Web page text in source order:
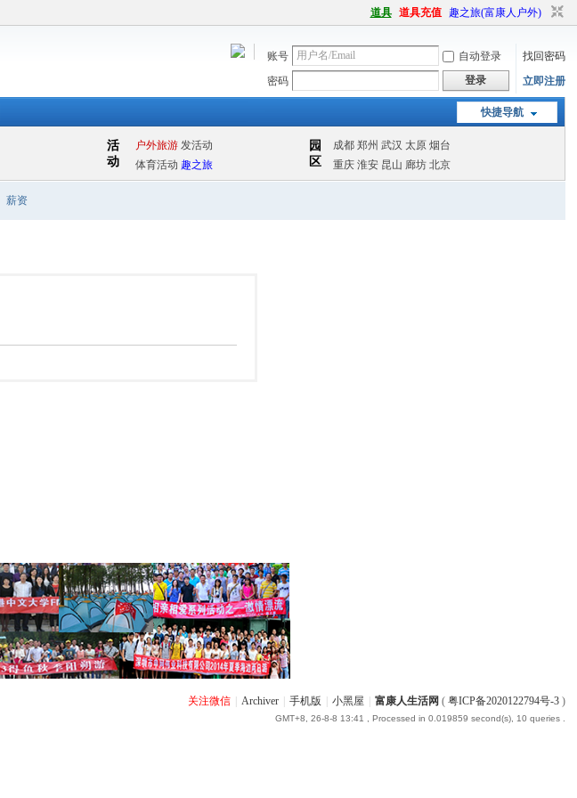
道具 道具充值 趣之旅(富康人户外)
账号 自动登录
找回密码
密码
登录 立即注册
快捷导航
薪资
关注微信 Archiver 手机版 小黑屋 富康人生活网 ( 粤ICP备2020122794号-3)
GMT+8, 26-8-8 13:41 , Processed in 0.019859 second(s), 10 queries .